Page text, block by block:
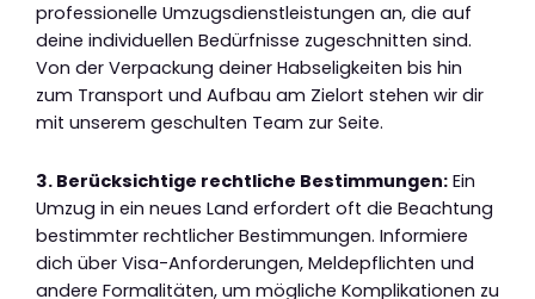
professionelle Umzugsdienstleistungen an, die auf
deine individuellen Bedürfnisse zugeschnitten sind.
Von der Verpackung deiner Habseligkeiten bis hin
zum Transport und Aufbau am Zielort stehen wir dir
mit unserem geschulten Team zur Seite.
3. Berücksichtige rechtliche Bestimmungen: Ein
Umzug in ein neues Land erfordert oft die Beachtung
bestimmter rechtlicher Bestimmungen. Informiere
dich über Visa-Anforderungen, Meldepflichten und
andere Formalitäten, um mögliche Komplikationen zu